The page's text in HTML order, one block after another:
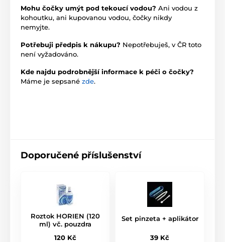
Mohu čočky umýt pod tekoucí vodou? Ani vodou z
kohoutku, ani kupovanou vodou, čočky nikdy
nemyjte.
Potřebuji předpis k nákupu? Nepotřebuješ, v ČR toto
není vyžadováno.
Kde najdu podrobnější informace k péči o čočky?
Máme je sepsané zde.
Doporučené příslušenství
Roztok HORIEN (120
ml) vč. pouzdra
120 Kč
Set pinzeta + aplikátor
39 Kč